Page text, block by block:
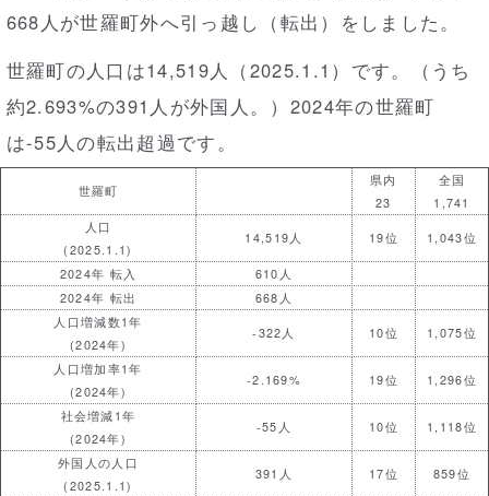
668人が世羅町外へ引っ越し（転出）をしました。
世羅町の人口は14,519人（2025.1.1）です。（うち
約2.693%の391人が外国人。）2024年の世羅町
は-55人の転出超過です。
世羅町
県内
23
全国
1,741
人口
(2025.1.1)
14,519人 19位 1,043位
2024年 転入
610人
2024年 転出
668人
人口増減数1年
(2024年)
-322人 10位 1,075位
人口増加率1年
(2024年)
-2.169% 19位 1,296位
社会増減1年
(2024年)
-55人 10位 1,118位
外国人の人口
(2025.1.1)
391人 17位 859位